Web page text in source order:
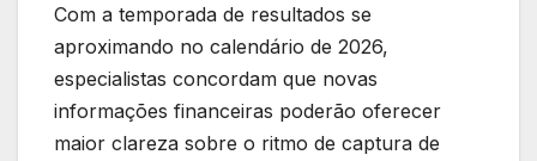
Com a temporada de resultados se
aproximando no calendário de 2026,
especialistas concordam que novas
informações financeiras poderão oferecer
maior clareza sobre o ritmo de captura de